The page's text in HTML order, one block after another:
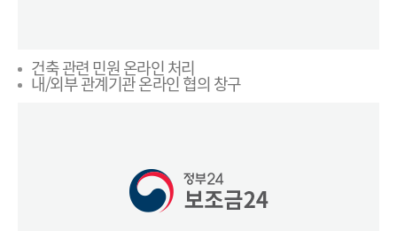
건축 관련 민원 온라인 처리
내/외부 관계기관 온라인 협의 창구